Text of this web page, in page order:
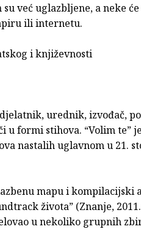
već uglazbljene, a neke
ili internetu.
i književnosti
urednik, izvođač,
formi stihova. “Volim te”
nastalih uglavnom u 21.
mapu i kompilacijski
života” (Znanje,
u nekoliko grupnih